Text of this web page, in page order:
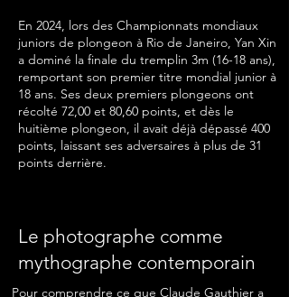
En 2024, lors des Championnats mondiaux
juniors de plongeon à Rio de Janeiro, Yan Xin
a dominé la finale du tremplin 3m (16-18 ans),
remportant son premier titre mondial junior à
18 ans. Ses deux premiers plongeons ont
récolté 72,00 et 80,60 points, et dès le
huitième plongeon, il avait déjà dépassé 400
points, laissant ses adversaires à plus de 31
points derrière.
Le photographe comme
mythographe contemporain
Pour comprendre ce que Claude Gauthier a